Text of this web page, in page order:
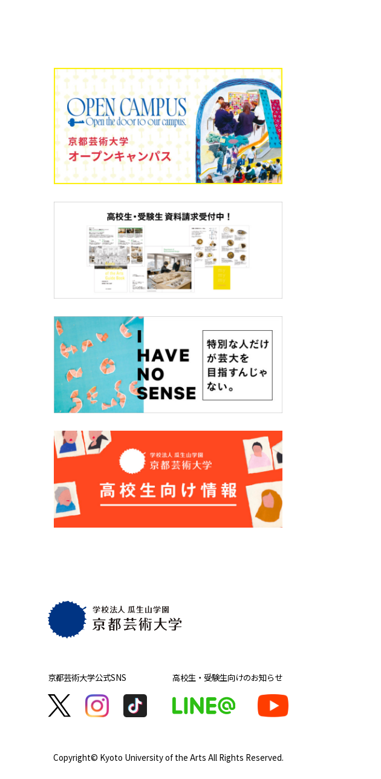
京都芸術大学公式SNS 高校生・受験生向けのお知らせ
Copyright© Kyoto University of the Arts All Rights Reserved.